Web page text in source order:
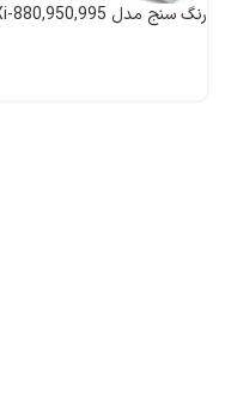
رنگ سنج مدل PFXi-880,950,995